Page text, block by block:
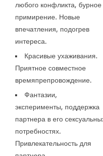
любого конфликта, бурное
примирение. Новые
впечатления, подогрев
интереса.
Красивые ухаживания.
Приятное совместное
времяпрепровождение.
Фантазии,
эксперименты, поддержка
партнера в его
потребностях.
Привлекательность для